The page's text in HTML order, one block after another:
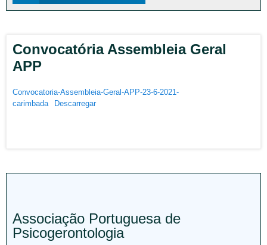
Convocatória Assembleia Geral
APP
Convocatoria-Assembleia-Geral-APP-23-6-2021-
carimbada
Descarregar
Associação Portuguesa de
Psicogerontologia